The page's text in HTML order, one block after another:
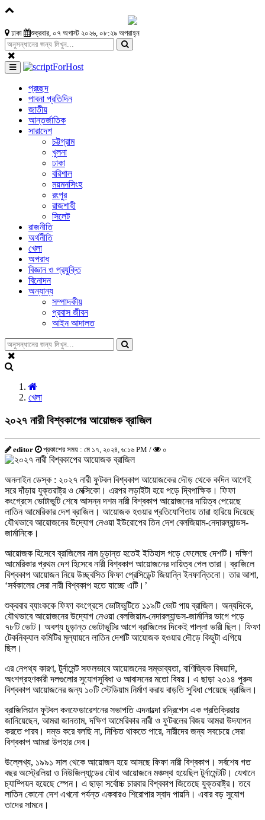
ঢাকা শুক্রবার, ০৭ অগাস্ট ২০২৬, ০৮:২৯ অপরাহ্ন
প্রচ্ছদ
পাবনা প্রতিদিন
জাতীয়
আন্তর্জাতিক
সারাদেশ
চট্টগ্রাম
খুলনা
ঢাকা
বরিশাল
ময়মনসিংহ
রংপুর
রাজশাহী
সিলেট
রাজনীতি
অর্থনীতি
খেলা
অপরাধ
বিজ্ঞান ও প্রযুক্তি
বিনোদন
অন্যান্য
সম্পাদকীয়
প্রবাস জীবন
আইন আদালত
খেলা
২০২৭ নারী বিশ্বকাপের আয়োজক ব্রাজিল
editor প্রকাশের সময় : মে ১৭, ২০২৪, ৬:১৬ PM / ০
অনলাইন ডেস্ক : ২০২৭ নারী ফুটবল বিশ্বকাপ আয়োজকের দৌড় থেকে কদিন আগেই
সরে দাঁড়ায় যুক্তরাষ্ট্র ও মেক্সিকো। এরপর লড়াইটা হয়ে পড়ে দ্বিপাক্ষিক। ফিফা
কংগ্রেসে ভোটাভুটি শেষে আসন্ন দশম নারী বিশ্বকাপ আয়োজনের দায়িত্ব পেয়েছে
লাতিন আমেরিকার দেশ ব্রাজিল। আয়োজক হওয়ার প্রতিযোগিতায় তারা হারিয়ে দিয়েছে
যৌথভাবে আয়োজনের উদ্যোগ নেওয়া ইউরোপের তিন দেশ বেলজিয়াম-নেদারল্যান্ডস-
জার্মানিকে।
আয়োজক হিসেবে ব্রাজিলের নাম চূড়ান্ত হতেই ইতিহাস গড়ে ফেলেছে দেশটি। দক্ষিণ
আমেরিকার প্রথম দেশ হিসেবে নারী বিশ্বকাপ আয়োজনের দায়িত্ব পেল তারা। ব্রাজিলে
বিশ্বকাপ আয়োজন নিয়ে উচ্ছ্বসিত ফিফা প্রেসিডেন্ট জিয়ান্নি ইনফান্তিনো। তার আশা,
‘সর্বকালের সেরা নারী বিশ্বকাপ হতে যাচ্ছে এটি।’
শুক্রবার ব্যাংককে ফিফা কংগ্রেসে ভোটাভুটিতে ১১৯টি ভোট পায় ব্রাজিল। অন্যদিকে,
যৌথভাবে আয়োজনের উদ্যোগ নেওয়া বেলজিয়াম-নেদারল্যান্ডস-জার্মানির ভাগে পড়ে
৭৮টি ভোট। অবশ্য চূড়ান্ত ভোটাভুটির আগে ব্রাজিলের দিকেই পাল্লা ভারী ছিল। ফিফা
টেকনিক্যাল কমিটির মূল্যায়নে লাতিন দেশটি আয়োজক হওয়ার দৌড়ে কিছুটা এগিয়ে
ছিল।
এর নেপথ্য কারণ, টুর্নামেন্ট সফলভাবে আয়োজনের সম্ভাব্যতা, বাণিজ্যিক বিষয়াদি,
অংশগ্রহণকারী দলগুলোর সুযোগসুবিধা ও আবাসনের মতো বিষয়। এ ছাড়া ২০১৪ পুরুষ
বিশ্বকাপ আয়োজনের জন্য ১০টি স্টেডিয়াম নির্মাণ করায় বাড়তি সুবিধা পেয়েছে ব্রাজিল।
ব্রাজিলিয়ান ফুটবল কনফেডারেশনের সভাপতি এদনাল্দো রদ্রিগেস এক প্রতিক্রিয়ায়
জানিয়েছেন, আমরা জানতাম, দক্ষিণ আমেরিকার নারী ও ফুটবলের বিজয় আমরা উদযাপন
করতে পারব। দম্ভ করে বলছি না, নিশ্চিত থাকতে পারে, নারীদের জন্য সবচেয়ে সেরা
বিশ্বকাপ আমরা উপহার দেব।
উল্লেখ্য, ১৯৯১ সাল থেকে আয়োজন হয়ে আসছে ফিফা নারী বিশ্বকাপ। সর্বশেষ গত
বছর অস্ট্রেলিয়া ও নিউজিল্যান্ডের যৌথ আয়োজনে মঞ্চস্থ হয়েছিল টুর্নামেন্টটি। যেখানে
চ্যাম্পিয়ন হয়েছে স্পেন। এ ছাড়া সর্বোচ্চ চারবার বিশ্বকাপ জিতেছে যুক্তরাষ্ট্র। তবে
লাতিন কোনো দেশ এখনো পর্যন্ত একবারও শিরোপার স্বাদ পায়নি। এবার বড় সুযোগ
তাদের সামনে।